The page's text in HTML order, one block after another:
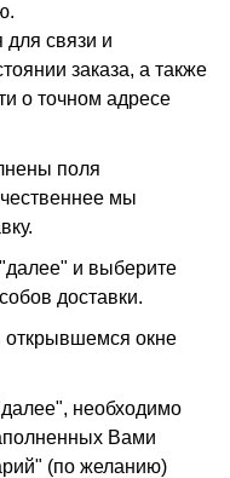
связи и
заказа, а также
о точном адресе
поля
мы
и выберите
доставки.
окне
необходимо
Вами
(по желанию)